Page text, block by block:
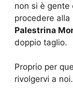
non si è
procedere alla
Palestrina
doppio taglio.
Proprio per
rivolgervi a noi.